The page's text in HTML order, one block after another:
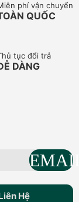
phí vận chuyển
QUỐC
tục đổi trả
DÀNG
Hệ